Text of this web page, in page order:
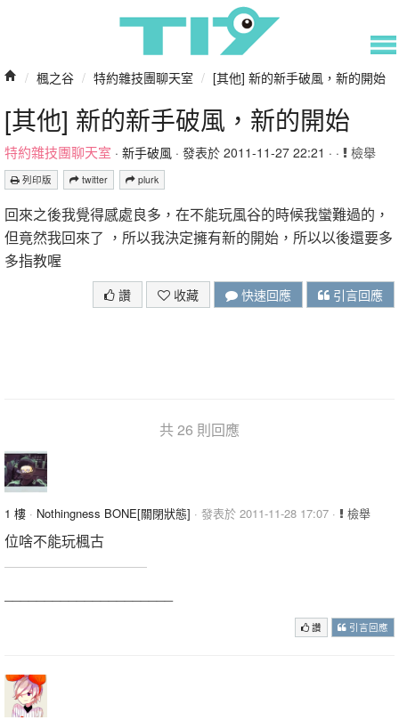
/ 楓之谷 / 特約雜技團聊天室 / [其他] 新的新手破風，新的開始
[其他] 新的新手破風，新的開始
特約雜技團聊天室 · 新手破風 · 發表於 2011-11-27 22:21 · · 檢舉
列印版 twitter plurk
回來之後我覺得感處良多，在不能玩風谷的時候我蠻難過的，
但竟然我回來了 ，所以我決定擁有新的開始，所以以後還要多
多指教喔
讚 收藏 快速回應 引言回應
共 26 則回應
1 樓 · Nothingness BONE[關閉狀態] · 發表於 2011-11-28 17:07 · 檢舉
位啥不能玩楓古
讚 引言回應